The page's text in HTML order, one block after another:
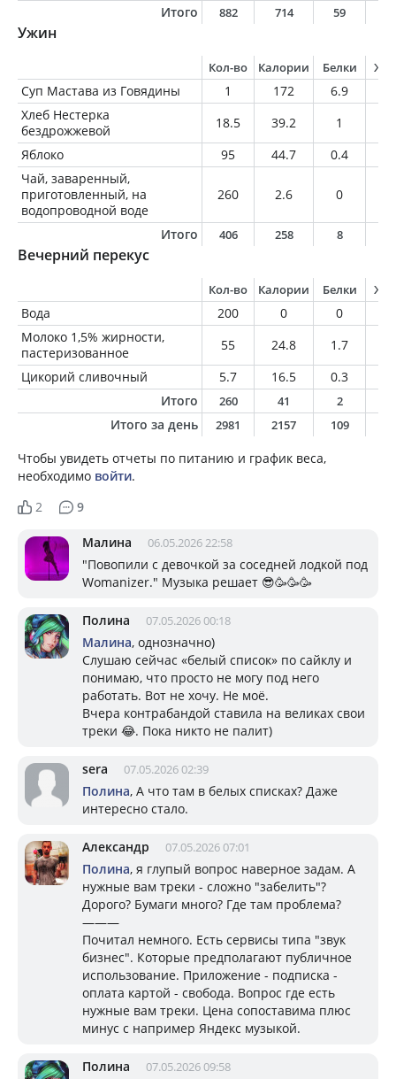
Итого 882 714 59
Ужин
Кол-во Калории Белки
Суп Мастава из Говядины 1 172 6.9
Хлеб Нестерка
бездрожжевой
18.5 39.2 1
Яблоко
95 44.7 0.4
Чай, заваренный,
приготовленный, на
водопроводной воде
260 2.6 0
Итого 406 258 8
Вечерний перекус
Кол-во Калории Белки
Вода 200 0 0
Молоко 1,5% жирности,
пастеризованное
55 24.8 1.7
Цикорий сливочный
5.7 16.5 0.3
Итого
260 41 2
Итого за день 2981 2157 109
Чтобы увидеть отчеты по питанию и график веса,
необходимо войти.
2
9
Малина 06.05.2026 22:58
"Повопили с девочкой за соседней лодкой под
Womanizer." Музыка решает 😎🥳🥳🥳
Полина 07.05.2026 00:18
Малина, однозначно)
Слушаю сейчас «белый список» по сайклу и
понимаю, что просто не могу под него
работать. Вот не хочу. Не моё.
Вчера контрабандой ставила на великах свои
треки 😂. Пока никто не палит)
sera 07.05.2026 02:39
Полина, А что там в белых списках? Даже
интересно стало.
Александр 07.05.2026 07:01
Полина, я глупый вопрос наверное задам. А
нужные вам треки - сложно "забелить"?
Дорого? Бумаги много? Где там проблема?
———
Почитал немного. Есть сервисы типа "звук
бизнес". Которые предполагают публичное
использование. Приложение - подписка -
оплата картой - свобода. Вопрос где есть
нужные вам треки. Цена сопоставима плюс
минус с например Яндекс музыкой.
Полина 07.05.2026 09:58